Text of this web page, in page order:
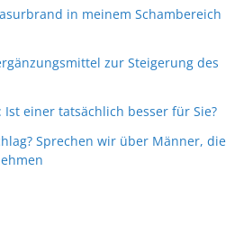
in meinem Schambereich
zur Steigerung des
Ist einer tatsächlich besser für Sie?
Sprechen wir über Männer, die